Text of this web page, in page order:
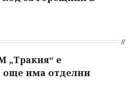
„Тракия“ е
още има отделни